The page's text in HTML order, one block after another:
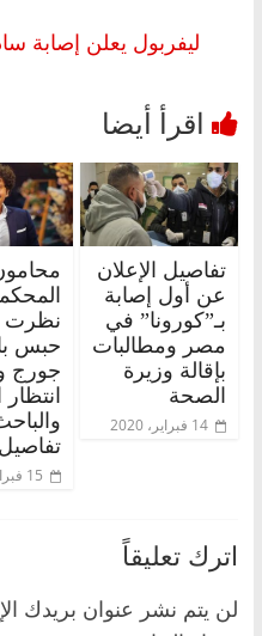
ليفربول يعلن إصابة
تفاصيل الإعلان
عن أول إصابة
بـ”كورونا” في
مصر ومطالبات
بإقالة وزيرة
الصحة
14 فبراير، 2020
نظرت
حبس
جورج
انتظار
15 فبراير، 2020
اترك تعليقاً
لن يتم نشر عنوان بريدك